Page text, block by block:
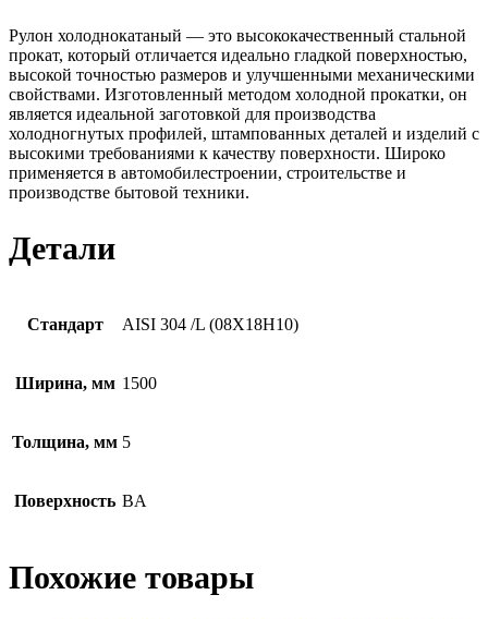
Рулон холоднокатаный — это высококачественный стальной
прокат, который отличается идеально гладкой поверхностью,
высокой точностью размеров и улучшенными механическими
свойствами. Изготовленный методом холодной прокатки, он
является идеальной заготовкой для производства
холодногнутых профилей, штампованных деталей и изделий с
высокими требованиями к качеству поверхности. Широко
применяется в автомобилестроении, строительстве и
производстве бытовой техники.
Детали
Стандарт AISI 304 /L (08Х18Н10)
Ширина, мм 1500
Толщина, мм 5
Поверхность BA
Похожие товары